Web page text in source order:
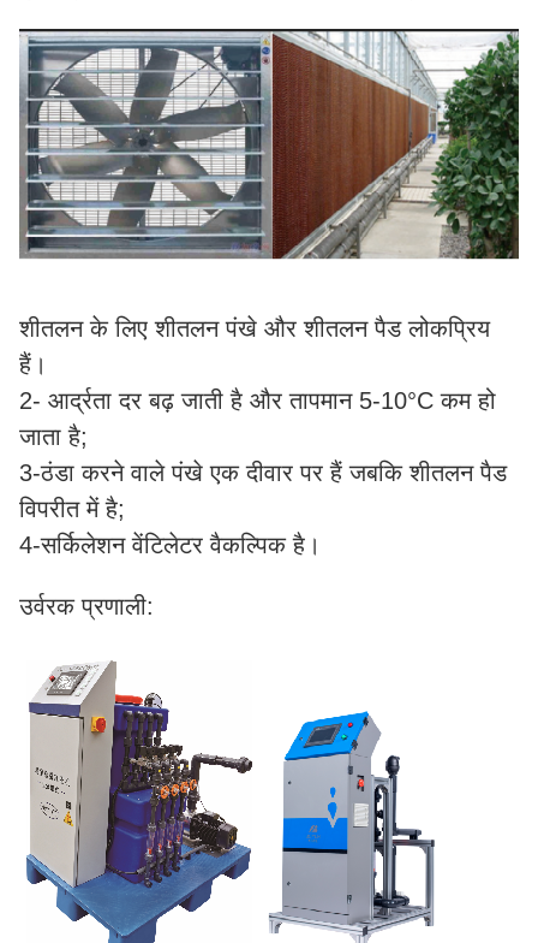
शीतलन के लिए शीतलन पंखे और शीतलन पैड लोकप्रिय
हैं।
2- आर्द्रता दर बढ़ जाती है और तापमान 5-10°C कम हो
जाता है;
3-ठंडा करने वाले पंखे एक दीवार पर हैं जबकि शीतलन पैड
विपरीत में है;
4-सर्किलेशन वेंटिलेटर वैकल्पिक है।
उर्वरक प्रणाली: